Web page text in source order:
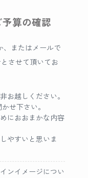
算の確認
、またはメールで
させて頂いてお
お越しください。
せ下さい。
におおまかな内容
やすいと思いま
ンイメージについ